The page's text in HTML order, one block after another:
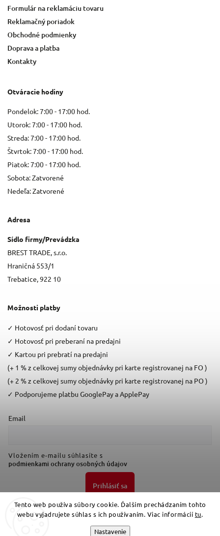
Tento web používa súbory cookie. Ďalším prechádzaním tohto
webu vyjadrujete súhlas s ich používaním. Viac informácií tu.
Nastavenie
Formulár na reklamáciu tovaru
Reklamačný poriadok
Obchodné podmienky
Doprava a platba
Kontakty
Otváracie hodiny
Pondelok: 7:00 - 17:00 hod.
Utorok: 7:00 - 17:00 hod.
Streda: 7:00 - 17:00 hod.
Štvrtok: 7:00 - 17:00 hod.
Piatok: 7:00 - 17:00 hod.
Sobota: Zatvorené
Nedeľa: Zatvorené
Adresa
Sídlo firmy/Prevádzka
BREST TRADE, s.r.o.
Hraničná 553/1
Trebatice, 922 10
Možnosti platby
✓ Hotovosť pri dodaní tovaru
✓ Hotovosť pri preberaní na predajni
✓ Kartou pri prebratí na predajni
(+ 1 % z celkovej sumy objednávky pri karte registrovanej na FO )
(+ 2 % z celkovej sumy objednávky pri karte registrovanej na PO )
✓ Podporujeme platbu GooglePay a ApplePay
Email
Vložením e-mailu súhlasíte s
podmienkami ochrany osobných údajov
Prihlásiť sa